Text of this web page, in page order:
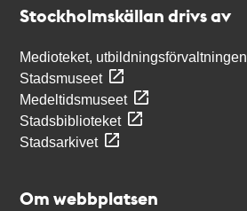
Stockholmskällan drivs av
Medioteket, utbildningsförvaltningen
Stadsmuseet
Medeltidsmuseet
Stadsbiblioteket
Stadsarkivet
Om webbplatsen